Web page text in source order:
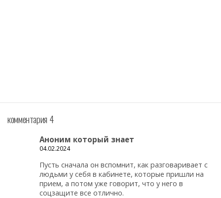
комментария 4
Аноним который знает
04.02.2024
Пусть сначала он вспомнит, как разговаривает с
людьми у себя в кабинете, которые пришли на
прием, а потом уже говорит, что у него в
соцзащите все отлично.